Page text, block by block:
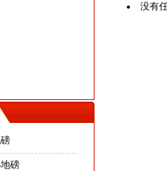
磅
没有